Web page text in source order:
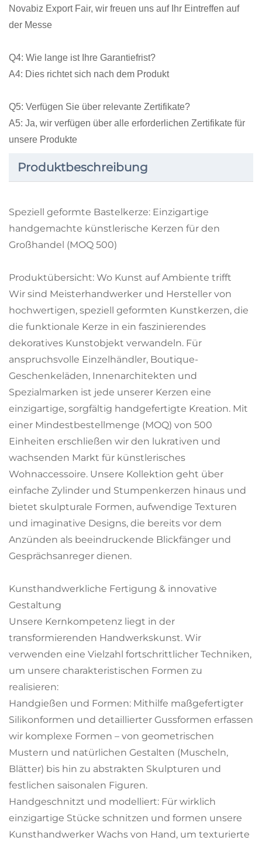
Novabiz Export Fair, wir freuen uns auf Ihr Eintreffen auf
der Messe
Q4: Wie lange ist Ihre Garantiefrist?
A4: Dies richtet sich nach dem Produkt
Q5: Verfügen Sie über relevante Zertifikate?
A5: Ja, wir verfügen über alle erforderlichen Zertifikate für
unsere Produkte
Produktbeschreibung
Speziell geformte Bastelkerze: Einzigartige
handgemachte künstlerische Kerzen für den
Großhandel (MOQ 500)
Produktübersicht: Wo Kunst auf Ambiente trifft
Wir sind Meisterhandwerker und Hersteller von
hochwertigen, speziell geformten Kunstkerzen, die
die funktionale Kerze in ein faszinierendes
dekoratives Kunstobjekt verwandeln. Für
anspruchsvolle Einzelhändler, Boutique-
Geschenkeläden, Innenarchitekten und
Spezialmarken ist jede unserer Kerzen eine
einzigartige, sorgfältig handgefertigte Kreation. Mit
einer Mindestbestellmenge (MOQ) von 500
Einheiten erschließen wir den lukrativen und
wachsenden Markt für künstlerisches
Wohnaccessoire. Unsere Kollektion geht über
einfache Zylinder und Stumpenkerzen hinaus und
bietet skulpturale Formen, aufwendige Texturen
und imaginative Designs, die bereits vor dem
Anzünden als beeindruckende Blickfänger und
Gesprächsanreger dienen.
Kunsthandwerkliche Fertigung & innovative
Gestaltung
Unsere Kernkompetenz liegt in der
transformierenden Handwerkskunst. Wir
verwenden eine Vielzahl fortschrittlicher Techniken,
um unsere charakteristischen Formen zu
realisieren:
Handgießen und Formen: Mithilfe maßgefertigter
Silikonformen und detaillierter Gussformen erfassen
wir komplexe Formen – von geometrischen
Mustern und natürlichen Gestalten (Muscheln,
Blätter) bis hin zu abstrakten Skulpturen und
festlichen saisonalen Figuren.
Handgeschnitzt und modelliert: Für wirklich
einzigartige Stücke schnitzen und formen unsere
Kunsthandwerker Wachs von Hand, um texturierte